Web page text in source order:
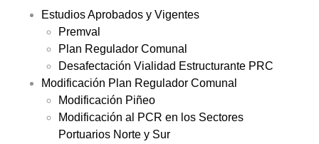
Estudios Aprobados y Vigentes
Premval
Plan Regulador Comunal
Desafectación Vialidad Estructurante PRC
Modificación Plan Regulador Comunal
Modificación Piñeo
Modificación al PCR en los Sectores
Portuarios Norte y Sur